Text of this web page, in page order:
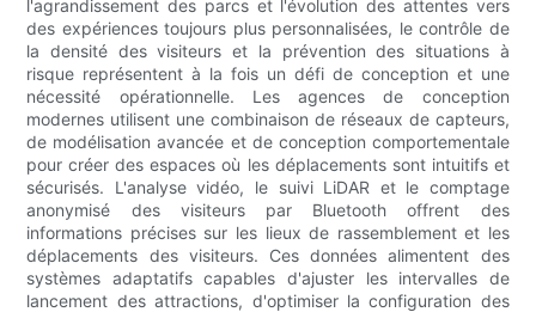
l'agrandissement des parcs et l'évolution des attentes vers
des expériences toujours plus personnalisées, le contrôle de
la densité des visiteurs et la prévention des situations à
risque représentent à la fois un défi de conception et une
nécessité opérationnelle. Les agences de conception
modernes utilisent une combinaison de réseaux de capteurs,
de modélisation avancée et de conception comportementale
pour créer des espaces où les déplacements sont intuitifs et
sécurisés. L'analyse vidéo, le suivi LiDAR et le comptage
anonymisé des visiteurs par Bluetooth offrent des
informations précises sur les lieux de rassemblement et les
déplacements des visiteurs. Ces données alimentent des
systèmes adaptatifs capables d'ajuster les intervalles de
lancement des attractions, d'optimiser la configuration des